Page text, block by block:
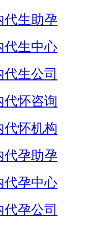
代生助孕
代生中心
代生公司
代怀咨询
代怀机构
代孕助孕
代孕中心
代孕公司